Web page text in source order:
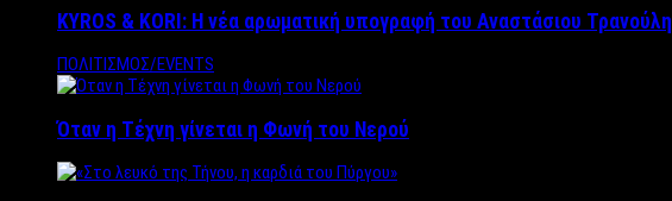
KYROS & KORI: Η νέα αρωματική υπογραφή του Αναστάσιου
ΠΟΛΙΤΙΣΜΟΣ/EVENTS
Όταν η Τέχνη γίνεται η Φωνή του Νερού